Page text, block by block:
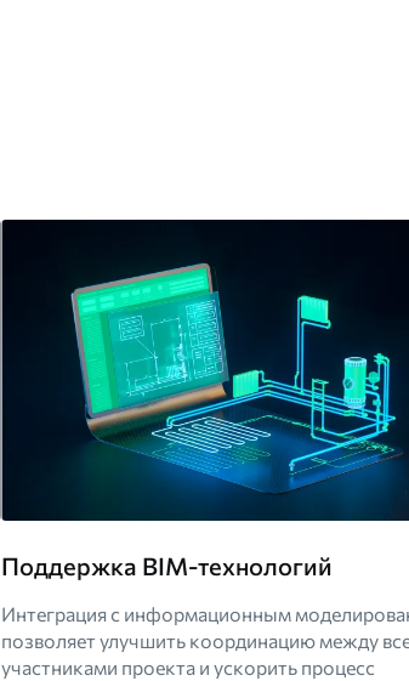
Поддержка BIM-технологий
Интеграция с информационным
позволяет улучшить координацию между
участниками проекта и ускорить процесс